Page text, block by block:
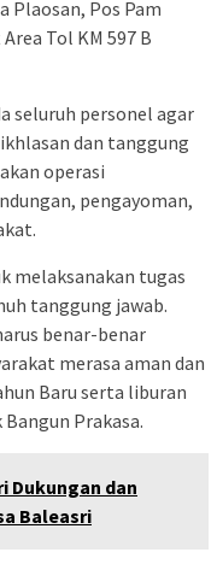
Plaosan, Pos Pam
Tol KM 597 B
seluruh personel agar
dan tanggung
operasi
pengayoman,
melaksanakan tugas
tanggung jawab.
benar-benar
merasa aman dan
Baru serta liburan
Prakasa.
Dukungan dan
Baleasri